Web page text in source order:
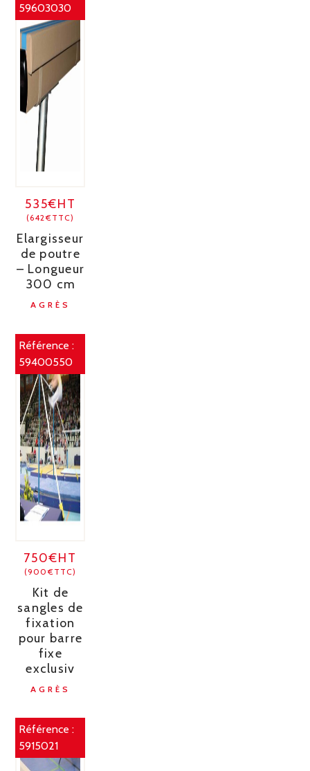
59603030
535€HT
(642€TTC)
Elargisseur
de poutre
– Longueur
300 cm
AGRÈS
Référence :
59400550
750€HT
(900€TTC)
Kit de
sangles de
fixation
pour barre
fixe
exclusiv
AGRÈS
Référence :
5915021